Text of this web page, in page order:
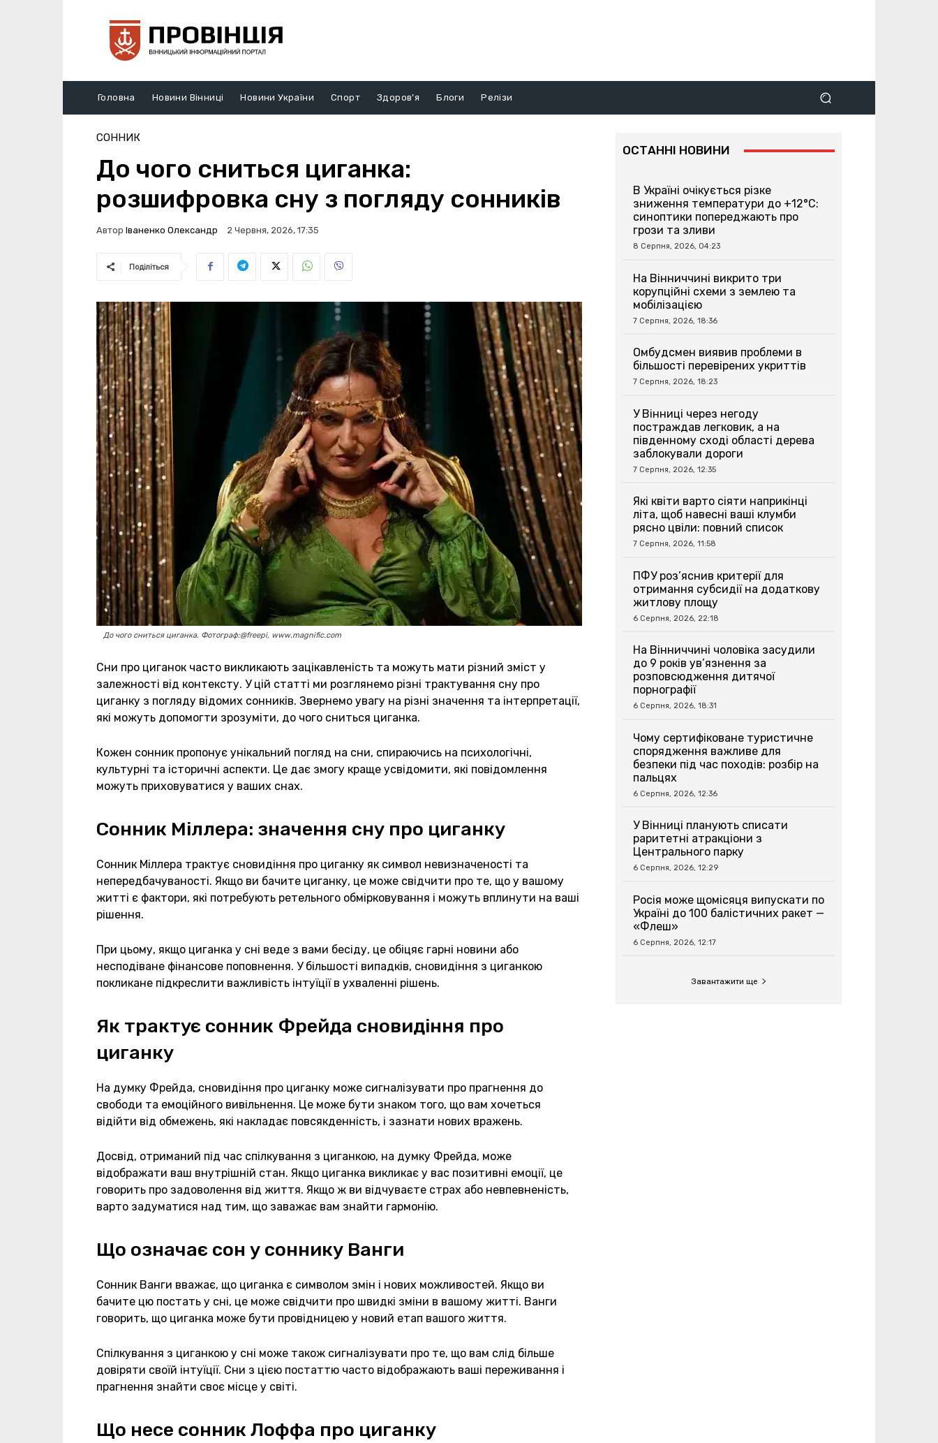
Головна Новини Вінниці Новини України Спорт Здоров’я Блоги Релізи
СОННИК
До чого сниться циганка:
розшифровка сну з погляду сонників
Автор Іваненко Олександр 2 Червня, 2026, 17:35
Поділіться
До чого сниться циганка. Фотограф:@freepi, www.magnific.com
Сни про циганок часто викликають зацікавленість та можуть мати різний зміст у
залежності від контексту. У цій статті ми розглянемо різні трактування сну про
циганку з погляду відомих сонників. Звернемо увагу на різні значення та інтерпретації,
які можуть допомогти зрозуміти, до чого сниться циганка.
Кожен сонник пропонує унікальний погляд на сни, спираючись на психологічні,
культурні та історичні аспекти. Це дає змогу краще усвідомити, які повідомлення
можуть приховуватися у ваших снах.
Сонник Міллера: значення сну про циганку
Сонник Міллера трактує сновидіння про циганку як символ невизначеності та
непередбачуваності. Якщо ви бачите циганку, це може свідчити про те, що у вашому
житті є фактори, які потребують ретельного обмірковування і можуть вплинути на ваші
рішення.
При цьому, якщо циганка у сні веде з вами бесіду, це обіцяє гарні новини або
несподіване фінансове поповнення. У більшості випадків, сновидіння з циганкою
покликане підкреслити важливість інтуїції в ухваленні рішень.
Як трактує сонник Фрейда сновидіння про
циганку
На думку Фрейда, сновидіння про циганку може сигналізувати про прагнення до
свободи та емоційного вивільнення. Це може бути знаком того, що вам хочеться
відійти від обмежень, які накладає повсякденність, і зазнати нових вражень.
Досвід, отриманий під час спілкування з циганкою, на думку Фрейда, може
відображати ваш внутрішній стан. Якщо циганка викликає у вас позитивні емоції, це
говорить про задоволення від життя. Якщо ж ви відчуваєте страх або невпевненість,
варто задуматися над тим, що заважає вам знайти гармонію.
Що означає сон у соннику Ванги
Сонник Ванги вважає, що циганка є символом змін і нових можливостей. Якщо ви
бачите цю постать у сні, це може свідчити про швидкі зміни в вашому житті. Ванги
говорить, що циганка може бути провідницею у новий етап вашого життя.
Спілкування з циганкою у сні може також сигналізувати про те, що вам слід більше
довіряти своїй інтуїції. Сни з цією постаттю часто відображають ваші переживання і
прагнення знайти своє місце у світі.
Що несе сонник Лоффа про циганку
ОСТАННІ НОВИНИ
В Україні очікується різке
зниження температури до +12°C:
синоптики попереджають про
грози та зливи
8 Серпня, 2026, 04:23
На Вінниччині викрито три
корупційні схеми з землею та
мобілізацією
7 Серпня, 2026, 18:36
Омбудсмен виявив проблеми в
більшості перевірених укриттів
7 Серпня, 2026, 18:23
У Вінниці через негоду
постраждав легковик, а на
південному сході області дерева
заблокували дороги
7 Серпня, 2026, 12:35
Які квіти варто сіяти наприкінці
літа, щоб навесні ваші клумби
рясно цвіли: повний список
7 Серпня, 2026, 11:58
ПФУ роз’яснив критерії для
отримання субсидії на додаткову
житлову площу
6 Серпня, 2026, 22:18
На Вінниччині чоловіка засудили
до 9 років ув’язнення за
розповсюдження дитячої
порнографії
6 Серпня, 2026, 18:31
Чому сертифіковане туристичне
спорядження важливе для
безпеки під час походів: розбір на
пальцях
6 Серпня, 2026, 12:36
У Вінниці планують списати
раритетні атракціони з
Центрального парку
6 Серпня, 2026, 12:29
Росія може щомісяця випускати по
Україні до 100 балістичних ракет —
«Флеш»
6 Серпня, 2026, 12:17
Завантажити ще